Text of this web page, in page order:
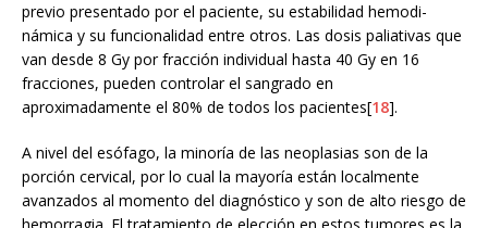
previo presentado por el paciente, su estabilidad hemodi-
námica y su funcionalidad entre otros. Las dosis paliativas que
van desde 8 Gy por fracción individual hasta 40 Gy en 16
fracciones, pueden controlar el sangrado en
aproximadamente el 80% de todos los pacientes[18].
A nivel del esófago, la minoría de las neoplasias son de la
porción cervical, por lo cual la mayoría están localmente
avanzados al momento del diagnóstico y son de alto riesgo de